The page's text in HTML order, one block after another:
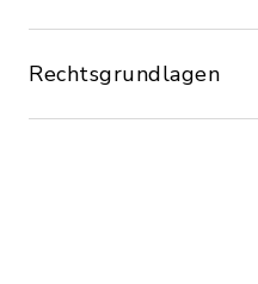
Rechtsgrundlagen